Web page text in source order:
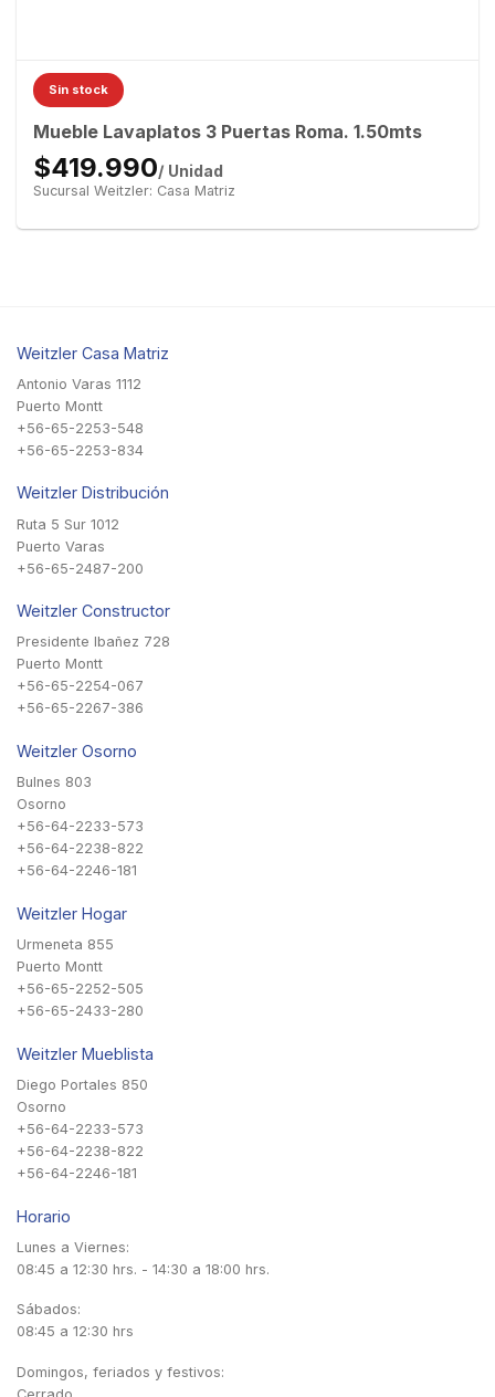
Sin stock
Mueble Lavaplatos 3 Puertas Roma. 1.50mts
$419.990/ Unidad
Sucursal Weitzler: Casa Matriz
Weitzler Casa Matriz
Antonio Varas 1112
Puerto Montt
+56-65-2253-548
+56-65-2253-834
Weitzler Distribución
Ruta 5 Sur 1012
Puerto Varas
+56-65-2487-200
Weitzler Constructor
Presidente Ibañez 728
Puerto Montt
+56-65-2254-067
+56-65-2267-386
Weitzler Osorno
Bulnes 803
Osorno
+56-64-2233-573
+56-64-2238-822
+56-64-2246-181
Weitzler Hogar
Urmeneta 855
Puerto Montt
+56-65-2252-505
+56-65-2433-280
Weitzler Mueblista
Diego Portales 850
Osorno
+56-64-2233-573
+56-64-2238-822
+56-64-2246-181
Horario
Lunes a Viernes:
08:45 a 12:30 hrs. - 14:30 a 18:00 hrs.
Sábados:
08:45 a 12:30 hrs
Domingos, feriados y festivos: